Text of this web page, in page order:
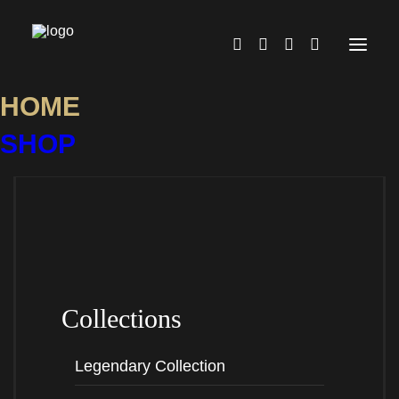
HOME
SHOP
Collections
Legendary Collection
SHIRTS, HOODIES
KI-generierte Szenerie